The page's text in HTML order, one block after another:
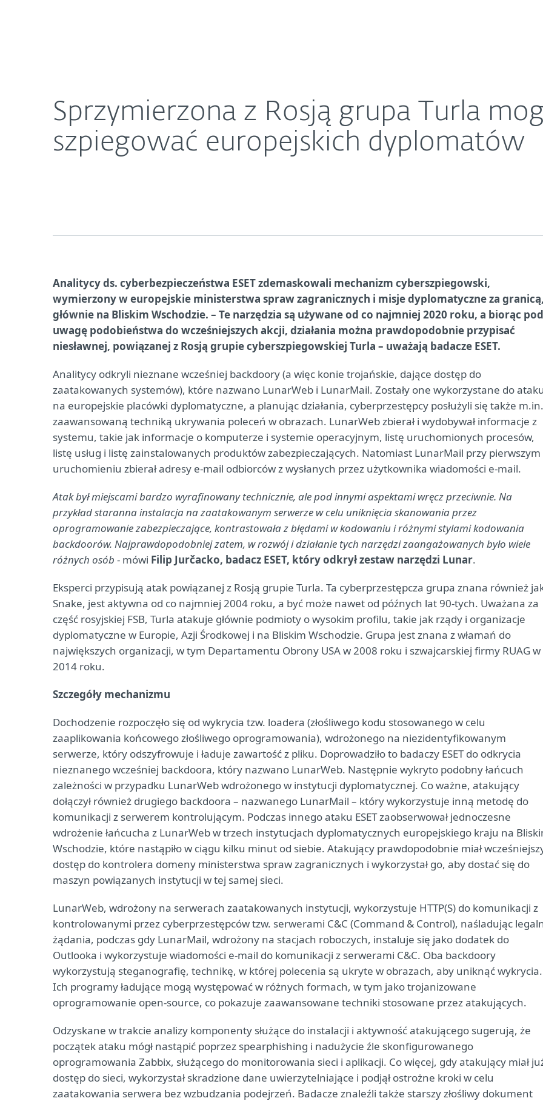
Sprzymierzona z Rosją grupa Turla
szpiegować europejskich dyplomatów
Analitycy ds. cyberbezpieczeństwa ESET zdemaskowali mechanizm cyberszpiegowski,
wymierzony w europejskie ministerstwa spraw zagranicznych i misje dyplomatyczne za granicą,
głównie na Bliskim Wschodzie. – Te narzędzia są używane od co najmniej 2020 roku, a biorąc pod
uwagę podobieństwa do wcześniejszych akcji, działania można prawdopodobnie przypisać
niesławnej, powiązanej z Rosją grupie cyberszpiegowskiej Turla – uważają badacze ESET.
Analitycy odkryli nieznane wcześniej backdoory (a więc konie trojańskie, dające dostęp do
zaatakowanych systemów), które nazwano LunarWeb i LunarMail. Zostały one wykorzystane do ataku
na europejskie placówki dyplomatyczne, a planując działania, cyberprzestępcy posłużyli się także m.in.
zaawansowaną techniką ukrywania poleceń w obrazach. LunarWeb zbierał i wydobywał informacje z
systemu, takie jak informacje o komputerze i systemie operacyjnym, listę uruchomionych procesów,
listę usług i listę zainstalowanych produktów zabezpieczających. Natomiast LunarMail przy pierwszym
uruchomieniu zbierał adresy e-mail odbiorców z wysłanych przez użytkownika wiadomości e-mail.
Atak był miejscami bardzo wyrafinowany technicznie, ale pod innymi aspektami wręcz przeciwnie. Na
przykład staranna instalacja na zaatakowanym serwerze w celu uniknięcia skanowania przez
oprogramowanie zabezpieczające, kontrastowała z błędami w kodowaniu i różnymi stylami kodowania
backdoorów. Najprawdopodobniej zatem, w rozwój i działanie tych narzędzi zaangażowanych było wiele
różnych osób - mówi Filip Jurčacko, badacz ESET, który odkrył zestaw narzędzi Lunar.
Eksperci przypisują atak powiązanej z Rosją grupie Turla. Ta cyberprzestępcza grupa znana również
Snake, jest aktywna od co najmniej 2004 roku, a być może nawet od późnych lat 90-tych. Uważana za
część rosyjskiej FSB, Turla atakuje głównie podmioty o wysokim profilu, takie jak rządy i organizacje
dyplomatyczne w Europie, Azji Środkowej i na Bliskim Wschodzie. Grupa jest znana z włamań do
największych organizacji, w tym Departamentu Obrony USA w 2008 roku i szwajcarskiej firmy RUAG w
2014 roku.
Szczegóły mechanizmu
Dochodzenie rozpoczęło się od wykrycia tzw. loadera (złośliwego kodu stosowanego w celu
zaaplikowania końcowego złośliwego oprogramowania), wdrożonego na niezidentyfikowanym
serwerze, który odszyfrowuje i ładuje zawartość z pliku. Doprowadziło to badaczy ESET do odkrycia
nieznanego wcześniej backdoora, który nazwano LunarWeb. Następnie wykryto podobny łańcuch
zależności w przypadku LunarWeb wdrożonego w instytucji dyplomatycznej. Co ważne, atakujący
dołączył również drugiego backdoora – nazwanego LunarMail – który wykorzystuje inną metodę do
komunikacji z serwerem kontrolującym. Podczas innego ataku ESET zaobserwował jednoczesne
wdrożenie łańcucha z LunarWeb w trzech instytucjach dyplomatycznych europejskiego kraju na
Wschodzie, które nastąpiło w ciągu kilku minut od siebie. Atakujący prawdopodobnie miał
dostęp do kontrolera domeny ministerstwa spraw zagranicznych i wykorzystał go, aby dostać się do
maszyn powiązanych instytucji w tej samej sieci.
LunarWeb, wdrożony na serwerach zaatakowanych instytucji, wykorzystuje HTTP(S) do komunikacji z
kontrolowanymi przez cyberprzestępców tzw. serwerami C&C (Command & Control), naśladując
żądania, podczas gdy LunarMail, wdrożony na stacjach roboczych, instaluje się jako dodatek do
Outlooka i wykorzystuje wiadomości e-mail do komunikacji z serwerami C&C. Oba backdoory
wykorzystują steganografię, technikę, w której polecenia są ukryte w obrazach, aby uniknąć wykrycia.
Ich programy ładujące mogą występować w różnych formach, w tym jako trojanizowane
oprogramowanie open-source, co pokazuje zaawansowane techniki stosowane przez atakujących.
Odzyskane w trakcie analizy komponenty służące do instalacji i aktywność atakującego sugerują, że
początek ataku mógł nastąpić poprzez spearphishing i nadużycie źle skonfigurowanego
oprogramowania Zabbix, służącego do monitorowania sieci i aplikacji. Co więcej, gdy atakujący miał
dostęp do sieci, wykorzystał skradzione dane uwierzytelniające i podjął ostrożne kroki w celu
zaatakowania serwera bez wzbudzania podejrzeń. Badacze znaleźli także starszy złośliwy dokument